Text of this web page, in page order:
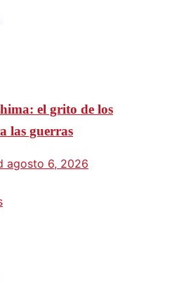
el grito de los
las guerras
agosto 6, 2026